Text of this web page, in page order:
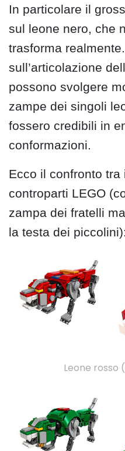
In particolare il
sul leone nero, che
trasforma
sull’articolazione
possono svolgere
zampe dei singoli
fossero credibili in
conformazioni.
Ecco il confronto tra
controparti LEGO
zampa dei fratelli
la testa dei piccolini):
Leone